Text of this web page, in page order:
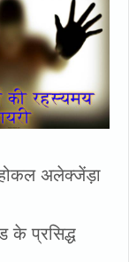
अलेक्जेंड़ा
के प्रसिद्ध